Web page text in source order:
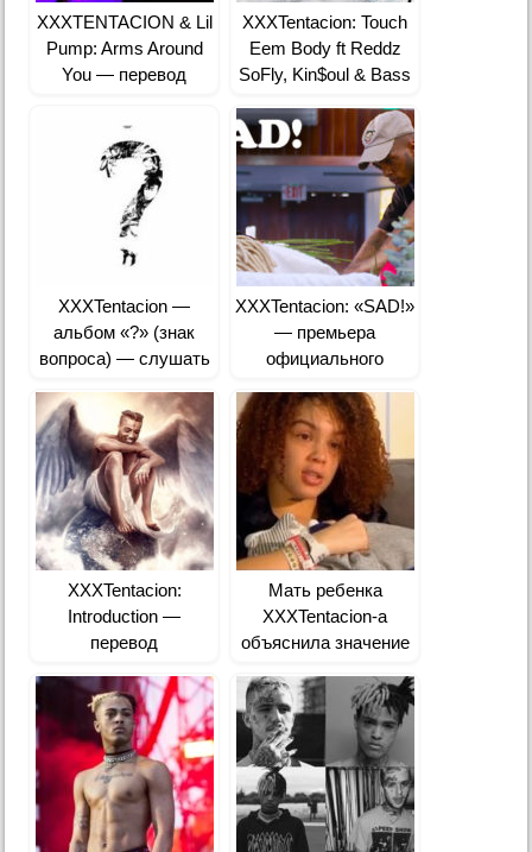
XXXTENTACION & Lil
Pump: Arms Around
You — перевод
XXXTentacion: Touch
Eem Body ft Reddz
SoFly, Kin$oul & Bass
XXXTentacion —
альбом «?» (знак
вопроса) — слушать
XXXTentacion: «SAD!»
— премьера
официального
XXXTentacion:
Introduction —
перевод
Мать ребенка
XXXTentacion-а
объяснила значение